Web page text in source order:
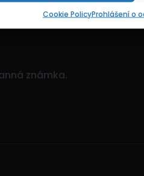
Cookie PolicyProhlášení o
známka.